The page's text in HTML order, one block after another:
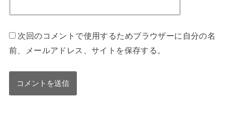
次回のコメントで使用するためブラウザーに自分の名
前、メールアドレス、サイトを保存する。